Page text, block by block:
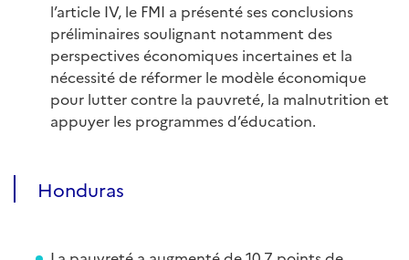
l’article IV, le FMI a présenté ses conclusions
préliminaires soulignant notamment des
perspectives économiques incertaines et la
nécessité de réformer le modèle économique
pour lutter contre la pauvreté, la malnutrition et
appuyer les programmes d’éducation.
Honduras